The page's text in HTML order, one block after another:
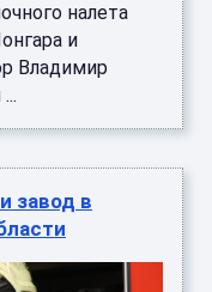
налета
и
Владимир
завод в